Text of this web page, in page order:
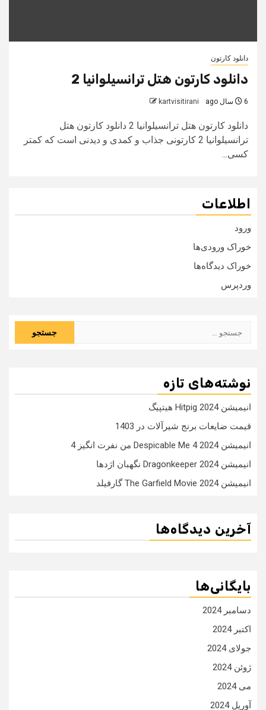
دانلود کارتون
دانلود کارتون هتل ترانسیلوانیا 2
6 سال ago kartvisitirani
دانلود کارتون هتل ترانسیلوانیا 2 دانلود کارتون هتل
ترانسیلوانیا 2 کارتونی جذاب و کمدی و دیدنی است که کمتر
کسی...
اطلاعات
ورود
خوراک ورودی‌ها
خوراک دیدگاه‌ها
وردپرس
نوشته‌های تازه
انیمیشن Hitpig 2024 هیتپیگ
قیمت ضایعات برنج شیرآلات در 1403
انیمیشن Despicable Me 4 2024 من نفرت انگیز 4
انیمیشن Dragonkeeper 2024 نگهبان اژدها
انیمیشن The Garfield Movie 2024 گارفیلد
آخرین دیدگاه‌ها
بایگانی‌ها
دسامبر 2024
اکتبر 2024
جولای 2024
ژوئن 2024
می 2024
آوریل 2024